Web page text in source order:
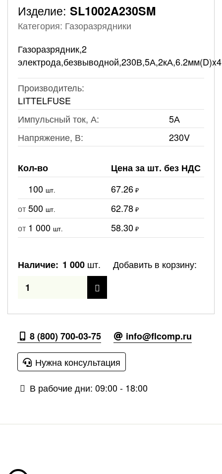
Изделие: SL1002A230SM
Категория: Газоразрядники
Газоразрядник,2
Производитель:
LITTELFUSE
Импульсный ток, А:
5А
Напряжение, В:
230V
Кол-во
Цена за шт. без НДС
100 шт. 67.26 ₽
от 500 шт. 62.78 ₽
от 1 000 шт. 58.30 ₽
Наличие: 1 000 шт. Добавить в корзину:
8 (800) 700-03-75
info@flcomp.ru
Нужна консультация
В рабочие дни: 09:00 - 18:00